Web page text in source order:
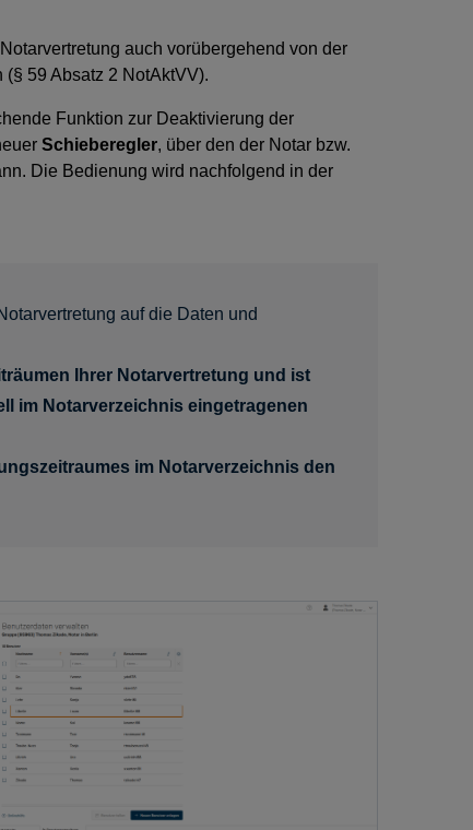
auch vorübergehend von der
59 Absatz 2 NotAktVV).
Funktion zur Deaktivierung der
Schieberegler, über den der Notar bzw.
Die Bedienung wird nachfolgend in der
auf die Daten und
Ihrer Notarvertretung und ist
im Notarverzeichnis eingetragenen
im Notarverzeichnis den